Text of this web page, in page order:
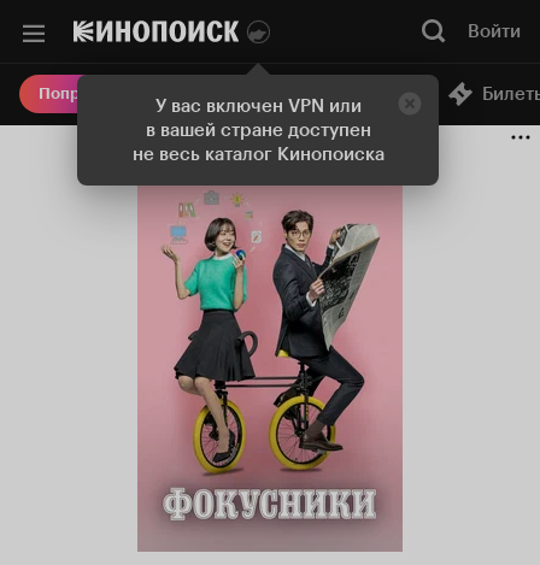
У вас включен VPN или
в вашей стране доступен
не весь каталог Кинопоиска
Войти
Попробовать Плюс Онлайн-кинотеатр